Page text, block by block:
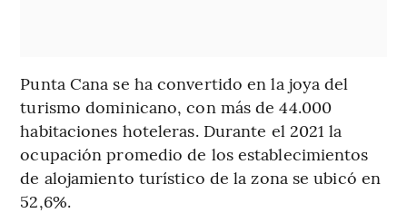
Punta Cana se ha convertido en la joya del
turismo dominicano, con más de 44.000
habitaciones hoteleras. Durante el 2021 la
ocupación promedio de los establecimientos
de alojamiento turístico de la zona se ubicó en
52,6%.